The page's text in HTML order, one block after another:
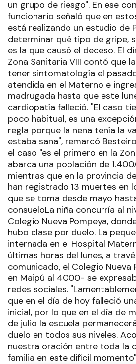
un grupo de riesgo". En ese
funcionario señaló que en
está realizando un estudio de
determinar qué tipo de gripe, si
es la que causó el deceso. El
Zona Sanitaria VIII contó que
tener sintomatología el
atendida en el Materno e
madrugada hasta que este
cardiopatía falleció. "El caso
poco habitual, es una
regla porque la nena tenía la
estaba sana", remarcó
el caso "es el primero en la
abarca una población de
mientras que en la provincia
han registrado 13 muertes en
que se toma desde mayo
consueloLa niña concurría al
Colegio Nueva Pompeya,
hubo clase por duelo. La
internada en el Hospital
últimas horas del lunes, a
comunicado, el Colegio Nueva
en Maipú al 4000- se
redes sociales.
que en el día de hoy falleció
inicial, por lo que en el día de
de julio la escuela
duelo en todos sus niveles.
nuestra oración entre toda la
familia en este difícil